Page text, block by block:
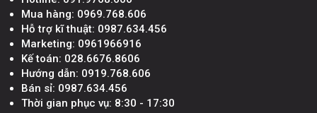
Mua hàng: 0969.768.606
Hỗ trợ kĩ thuật: 0987.634.456
Marketing: 0961966916
Kế toán: 028.6676.8606
Hướng dẫn: 0919.768.606
Bán sỉ: 0987.634.456
Thời gian phục vụ: 8:30 - 17:30